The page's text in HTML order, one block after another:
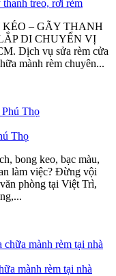
treo, rơi rèm
– GÃY THANH
DI CHUYỂN VỊ
Dịch vụ sửa rèm cửa
mành rèm chuyên...
Thọ
bong keo, bạc màu,
làm việc? Đừng vội
phòng tại Việt Trì,
mành rèm tại nhà